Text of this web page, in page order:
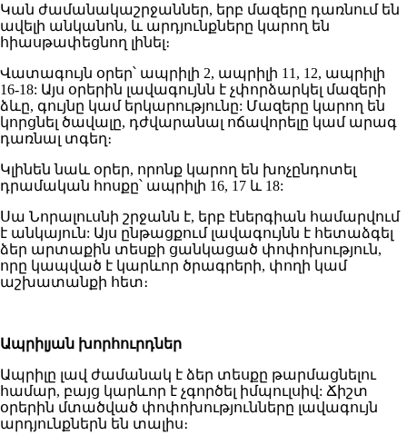
Կան ժամանակաշրջաններ, երբ մազերը դառնում են
ավելի անկանոն, և արդյունքները կարող են
հիասթափեցնող լինել։
Վատագույն օրեր՝ ապրիլի 2, ապրիլի 11, 12, ապրիլի
16-18: Այս օրերին լավագույնն է չփորձարկել մազերի
ձևը, գույնը կամ երկարությունը: Մազերը կարող են
կորցնել ծավալը, դժվարանալ ոճավորելը կամ արագ
դառնալ տգեղ։
Կլինեն նաև օրեր, որոնք կարող են խոչընդոտել
դրամական հոսքը՝ ապրիլի 16, 17 և 18:
Սա Նորալուսնի շրջանն է, երբ էներգիան համարվում
է անկայուն: Այս ընթացքում լավագույնն է հետաձգել
ձեր արտաքին տեսքի ցանկացած փոփոխություն,
որը կապված է կարևոր ծրագրերի, փողի կամ
աշխատանքի հետ։
Ապրիլյան խորհուրդներ
Ապրիլը լավ ժամանակ է ձեր տեսքը թարմացնելու
համար, բայց կարևոր է չգործել իմպուլսիվ: Ճիշտ
օրերին մտածված փոփոխությունները լավագույն
արդյունքներն են տալիս։